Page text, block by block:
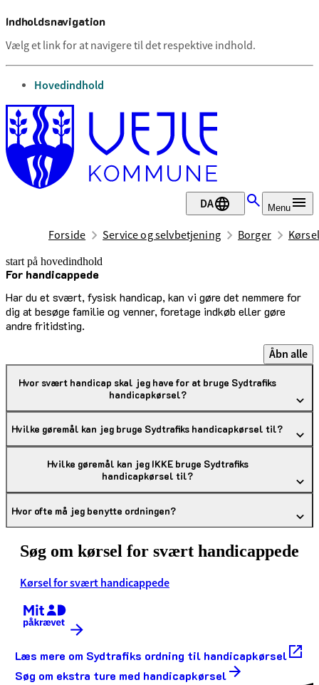
Indholdsnavigation
Vælg et link for at navigere til det respektive indhold.
gå til
Hovedindhold
DA Menu
Forside Service og selvbetjening Borger
start på hovedindhold
For handi­cap­pede
Har du et svært, fysisk handicap, kan vi gøre det nemmere for
dig at besøge familie og venner, foretage indkøb eller gøre
andre fritidsting.
senest opdateret 28. april 2026
Åbn alle
Hvor svært handicap skal jeg have for at bruge Sydtrafiks
handicapkørsel?
Hvilke gøremål kan jeg bruge Sydtrafiks handicapkørsel til?
Hvilke gøremål kan jeg IKKE bruge Sydtrafiks
handicapkørsel til?
Hvor ofte må jeg benytte ordningen?
Søg om kørsel for svært handicappede
Kørsel for svært handicappede
Kræver MitID
Læs mere om Sydtrafiks ordning til handicapkørsel
Søg om ekstra ture med handicapkørsel